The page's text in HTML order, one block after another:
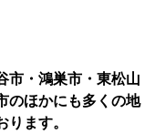
市・鴻巣市・東松山
のほかにも多くの地
ます。